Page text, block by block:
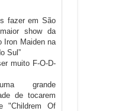
fazer em São
show da
Iron Maiden na
Sul”
muito F-O-D-
grande
de tocarem
"Childrem Of